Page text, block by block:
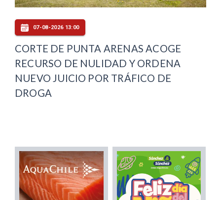
07-08-2026 13:00
CORTE DE PUNTA ARENAS ACOGE
RECURSO DE NULIDAD Y ORDENA
NUEVO JUICIO POR TRÁFICO DE
DROGA